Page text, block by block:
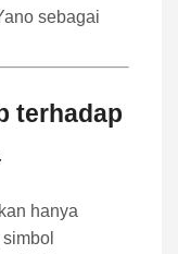
sebagai
terhadap
hanya